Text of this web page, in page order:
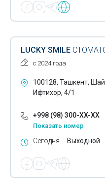
LUCKY SMILE
с 2024 года
100128, Ташкент,
Ифтихор, 4/1
+998 (98) 300-XX-XX
Показать номер
Сегодня Выходной